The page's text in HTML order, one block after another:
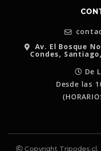
Av. El Bosque
Condes,
De
Desde las
Copyright Tripodes.cl.